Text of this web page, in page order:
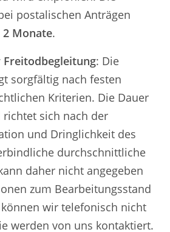
postalischen Anträgen
2 Monate.
: Die
sorgfältig nach festen
Kriterien. Die Dauer
sich nach der
und Dringlichkeit des
durchschnittliche
daher nicht angegeben
zum Bearbeitungsstand
wir telefonisch nicht
werden von uns kontaktiert.